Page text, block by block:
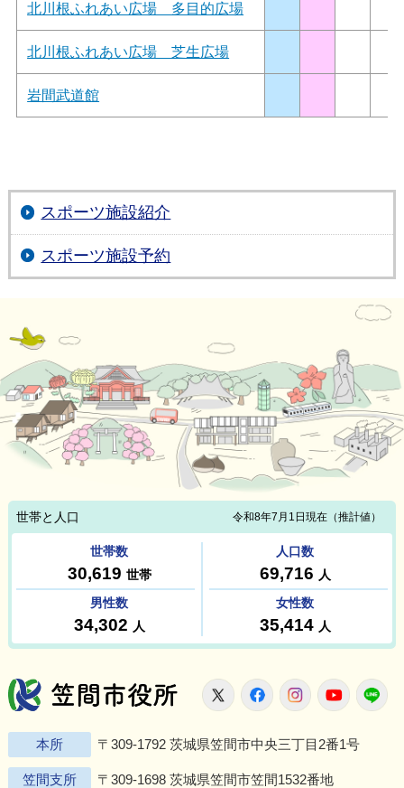
北川根ふれあい広場 多目的広場
北川根ふれあい広場 芝生広場
岩間武道館
スポーツ施設紹介
スポーツ施設予約
笠間市役所
X FacebookInstagram
本所 〒309-1792 茨城県笠間市中央三丁目2番1号
笠間支所 〒309-1698 茨城県笠間市笠間1532番地